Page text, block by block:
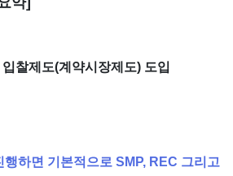
찰제도(계약시장제도) 도입
하면 기본적으로 SMP, REC 그리고